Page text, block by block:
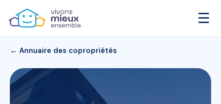
☰
← Annuaire des copropriétés